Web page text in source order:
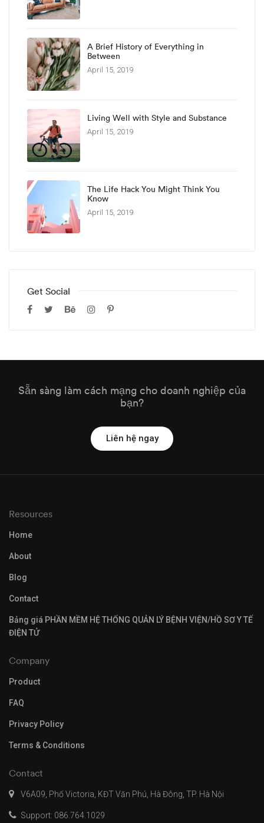
A Brief History of Everything in
Between
April 15, 2019
Living Well with Style and Substance
April 15, 2019
The Life Hack You Might Think You
Know
April 15, 2019
Get Social
Sẵn sàng làm cách mạng cho doanh nghiệp của
bạn?
Liên hệ ngay
Resources
Home
About
Blog
Contact
Bảng giá PHẦN MỀM HỆ THỐNG QUẢN LÝ BỆNH VIỆN/HỒ SƠ Y TẾ
ĐIỆN TỬ
Company
Product
FAQ
Privacy Policy
Terms & Conditions
Contact
V6A09, Phố Victoria, KĐT Văn Phú, Hà Đông, TP. Hà Nội
Support: 086.764.1029